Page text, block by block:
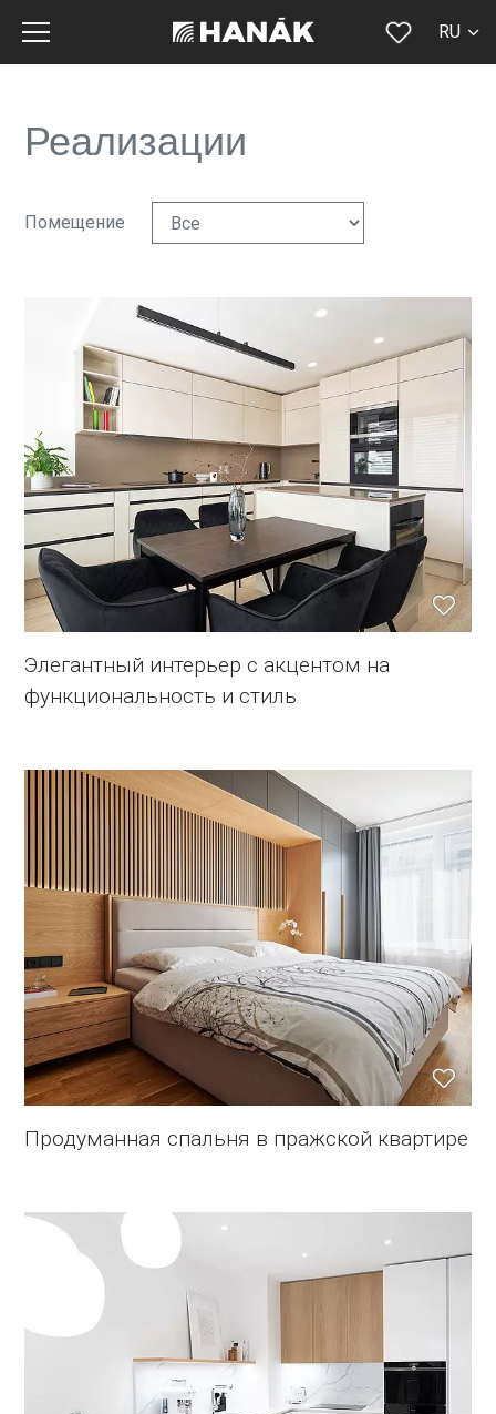
RU
Реализации
Помещение
Элегантный интерьер с акцентом на
функциональность и стиль
Продуманная спальня в пражской квартире